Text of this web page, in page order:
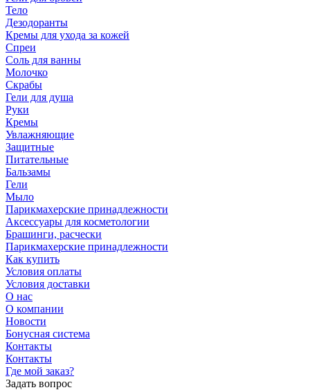
Тело
Дезодоранты
Кремы для ухода за кожей
Спреи
Соль для ванны
Молочко
Скрабы
Гели для душа
Руки
Кремы
Увлажняющие
Защитные
Питательные
Бальзамы
Гели
Мыло
Парикмахерские принадлежности
Аксессуары для косметологии
Брашинги, расчески
Парикмахерские принадлежности
Как купить
Условия оплаты
Условия доставки
О нас
О компании
Новости
Бонусная система
Контакты
Контакты
Где мой заказ?
Задать вопрос